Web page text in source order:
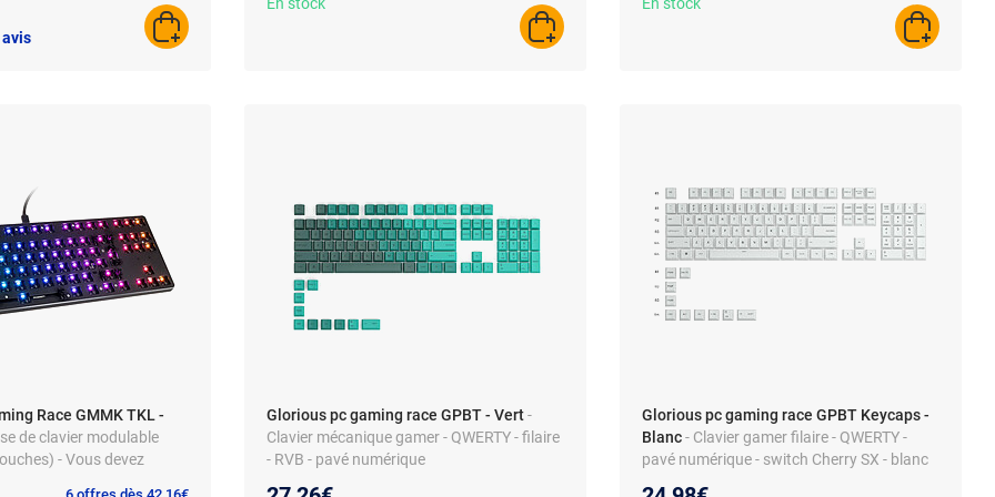
avis
AJOUTER AU PANIER
En stock
AJOUTER AU PANIER
En stock
AJOUTER
Race GMMK TKL -
de clavier modulable
- Vous devez
Glorious pc gaming race GPBT - Vert-
Clavier mécanique gamer - QWERTY - filaire
- RVB - pavé numérique
Glorious pc gaming race GPBT Keycaps -
Blanc- Clavier gamer filaire - QWERTY -
pavé numérique - switch Cherry SX - blanc